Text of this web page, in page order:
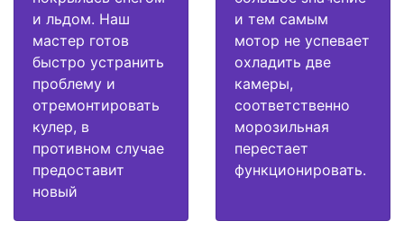
и льдом. Наш
мастер готов
быстро устранить
проблему и
отремонтировать
кулер, в
противном случае
предоставит
новый
и тем самым
мотор не успевает
охладить две
камеры,
соответственно
морозильная
перестает
функционировать.